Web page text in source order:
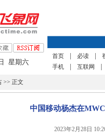
星期六
首页 必读
手机
互联网
>> 正文
中国移动杨杰在
2023年2月28日